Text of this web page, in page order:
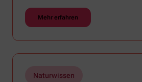
Mehr erfahren
Naturwissen